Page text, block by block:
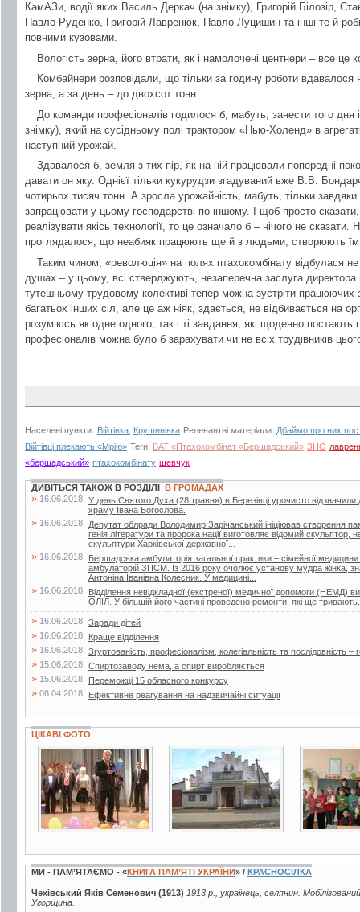
КамАЗи, водії яких Василь Деркач (на знімку), Григорій Білозір,
Павло Руденко, Григорій Лавренюк, Павло Луцишин та інші те й
повними кузовами.
Вологість зерна, його втрати, як і намолочені центнери – все
Комбайнери розповідали, що тільки за годину роботи
зерна, а за день – до двохсот тонн.
До команди професіоналів годилося б, мабуть, занести того дня
знімку), який на сусідньому полі трактором «Нью-Холенд» в
наступний урожай.
Здавалося б, земля з тих пір, як на ній працювали попередні
давати он яку. Однієї тільки кукурудзи згадуваний вже В.В.
чотирьох тисяч тонн. А зросла урожайність, мабуть, тільки
запрацювати у цьому господарстві по-іншому. І щоб просто
реалізувати якісь технології, то це означало б – нічого не
проглядалося, що неабияк працюють ще й з людьми, створюють їм
Таким чином, «революція» на полях птахокомбінату відбулася
душах – у цьому, всі стверджують, незаперечна заслуга
тутешньому трудовому колективі тепер можна зустріти працюючих
багатьох інших сіл, але це аж ніяк, здається, не відбивається на
розуміюсь як одне одного, так і ті завдання, які щоденно
професіоналів можна було б зарахувати чи не всіх трудівників
Населені пункти: Війтівка Крушинівка Релевантні матеріали: Дбаймо про них
Війтівці плекають «Мрію» Теги: ВАТ «Птахокомбінат «Бершадський» ЗНО
«бершадський» птахокомбінату шевчук
ДИВІТЬСЯ ТАКОЖ В РОЗДІЛІ В ГРОМАДАХ
» 16.06.2018 У день Святого Духа (28 травня) в Березівці урочисто відзначили
храму Івана Богослова.
» 16.06.2018
Депутат облради Володимир Зарічанський ініціював створення
генія літератури та пророка нації виготовляє відомий
скульптури Харківської державної...
» 16.06.2018
Бершадська амбулаторія загальної практики – сімейної
амбулаторій ЗПСМ. Із 2016 року очолює установу мудра жінка,
Антоніна Іванівна Колесник. У медицині...
» 16.06.2018
Відділення невідкладної (екстреної) медичної допомоги (НЕМД)
ОЛІЛ. У більшій його частині проведено ремонти, які ще тривають.
» 16.06.2018 Заради дітей
» 16.06.2018 Краще відділення
» 16.06.2018 Згуртованість, професіоналізм, колегіальність та послідовність –
» 15.06.2018 Спиртозаводу нема, а спирт виробляється
» 15.06.2018 Переможці 15 обласного конкурсу
» 08.04.2018 Ефективне реагування на надзвичайні ситуації
ЦІКАВІ ФОТО
6 фото 3 фото
МИ - ПАМ’ЯТАЄМО - «КНИГА ПАМ’ЯТІ УКРАЇНИ» / КРАСНОСІЛКА
Чехівський Яків Семенович (1913) 1913 р., українець, селянин.
Угорщина.